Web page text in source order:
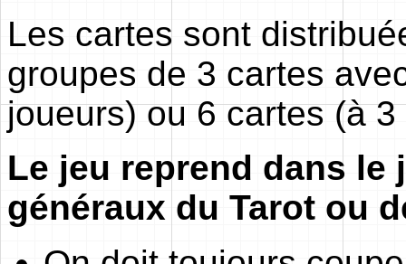
Les cartes sont
groupes de 3 cartes
joueurs) ou 6 cartes (à
Le jeu reprend dans le
généraux du Tarot ou